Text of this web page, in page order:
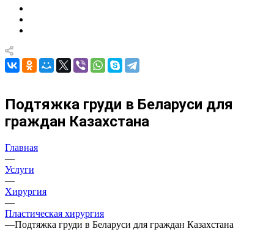
Подтяжка груди в Беларуси для
граждан Казахстана
Главная
—
Услуги
—
Хирургия
—
Пластическая хирургия
—Подтяжка груди в Беларуси для граждан Казахстана